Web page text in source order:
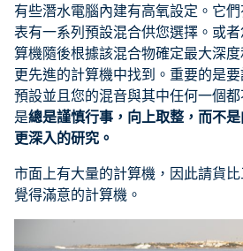
有些潛水電腦內建有高氧設定。它
表有一系列預設混合供您選擇。或
算機隨後根據該混合物確定最大深
更先進的計算機中找到。重要的是
預設並且您的混音與其中任何一個
是總是謹慎行事，向上取整，而不
更深入的研究。
市面上有大量的計算機，因此請貨
覺得滿意的計算機。